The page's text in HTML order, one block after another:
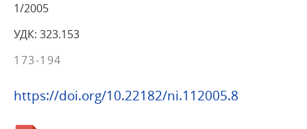
1/2005
УДК: 323.153
173-194
https://doi.org/10.22182/ni.112005.8